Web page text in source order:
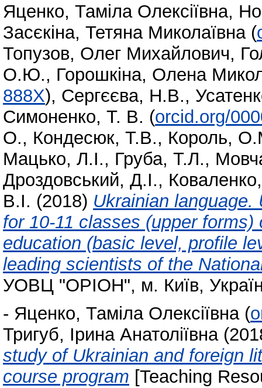
Яценко, Таміла Олексіївна,
Засєкіна, Тетяна Миколаївна (
Топузов, Олег Михайлович,
О.Ю., Горошкіна, Олена
888X), Сергєєва, Н.В.,
Симоненко, Т. В. (orcid.org/
О., Кондесюк, Т.В., Король,
Мацько, Л.І., Груба, Т.Л.,
Дроздовський, Д.І.,
В.І. (2018) Ukrainian language.
for 10-11 classes (upper
education (basic level, profile
leading scientists of the
УОВЦ "ОРІОН", м. Київ,
- Яценко, Таміла Олексіївна (
Тригуб, Ірина Анатоліївна
study of Ukrainian and foreign
course program [Teaching